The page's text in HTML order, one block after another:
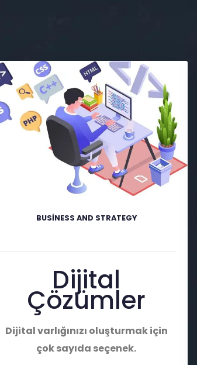
BUSINESS AND STRATEGY
Dijital
Çözümler
Dijital varlığınızı oluşturmak için
çok sayıda seçenek.